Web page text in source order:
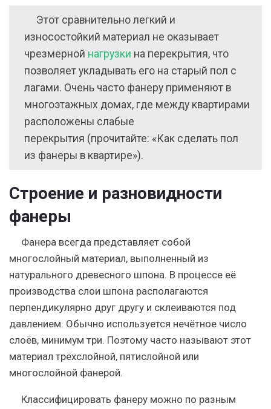
Этот сравнительно легкий и
износостойкий материал не оказывает
чрезмерной нагрузки на перекрытия, что
позволяет укладывать его на старый пол с
лагами. Очень часто фанеру применяют в
многоэтажных домах, где между квартирами
расположены слабые
перекрытия (прочитайте: «Как сделать пол
из фанеры в квартире»).
Строение и разновидности
фанеры
Фанера всегда представляет собой
многослойный материал, выполненный из
натурального древесного шпона. В процессе её
производства слои шпона располагаются
перпендикулярно друг другу и склеиваются под
давлением. Обычно используется нечётное число
слоёв, минимум три. Поэтому часто называют этот
материал трёхслойной, пятислойной или
многослойной фанерой.
Классифицировать фанеру можно по разным